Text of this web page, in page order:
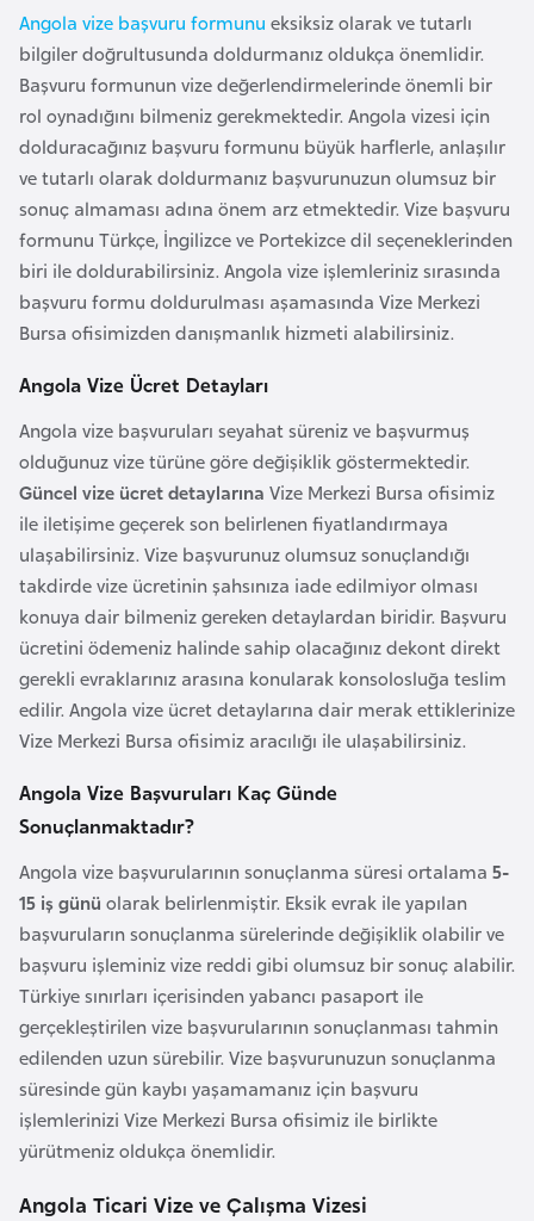
Angola vize başvuru formunu eksiksiz olarak ve tutarlı
bilgiler doğrultusunda doldurmanız oldukça önemlidir.
Başvuru formunun vize değerlendirmelerinde önemli bir
rol oynadığını bilmeniz gerekmektedir. Angola vizesi için
dolduracağınız başvuru formunu büyük harflerle, anlaşılır
ve tutarlı olarak doldurmanız başvurunuzun olumsuz bir
sonuç almaması adına önem arz etmektedir. Vize başvuru
formunu Türkçe, İngilizce ve Portekizce dil seçeneklerinden
biri ile doldurabilirsiniz. Angola vize işlemleriniz sırasında
başvuru formu doldurulması aşamasında Vize Merkezi
Bursa ofisimizden danışmanlık hizmeti alabilirsiniz.
Angola Vize Ücret Detayları
Angola vize başvuruları seyahat süreniz ve başvurmuş
olduğunuz vize türüne göre değişiklik göstermektedir.
Güncel vize ücret detaylarına Vize Merkezi Bursa ofisimiz
ile iletişime geçerek son belirlenen fiyatlandırmaya
ulaşabilirsiniz. Vize başvurunuz olumsuz sonuçlandığı
takdirde vize ücretinin şahsınıza iade edilmiyor olması
konuya dair bilmeniz gereken detaylardan biridir. Başvuru
ücretini ödemeniz halinde sahip olacağınız dekont direkt
gerekli evraklarınız arasına konularak konsolosluğa teslim
edilir. Angola vize ücret detaylarına dair merak ettiklerinize
Vize Merkezi Bursa ofisimiz aracılığı ile ulaşabilirsiniz.
Angola Vize Başvuruları Kaç Günde
Sonuçlanmaktadır?
Angola vize başvurularının sonuçlanma süresi ortalama 5-
15 iş günü olarak belirlenmiştir. Eksik evrak ile yapılan
başvuruların sonuçlanma sürelerinde değişiklik olabilir ve
başvuru işleminiz vize reddi gibi olumsuz bir sonuç alabilir.
Türkiye sınırları içerisinden yabancı pasaport ile
gerçekleştirilen vize başvurularının sonuçlanması tahmin
edilenden uzun sürebilir. Vize başvurunuzun sonuçlanma
süresinde gün kaybı yaşamamanız için başvuru
işlemlerinizi Vize Merkezi Bursa ofisimiz ile birlikte
yürütmeniz oldukça önemlidir.
Angola Ticari Vize ve Çalışma Vizesi
F
a
s
o
Ç
a
d
Ç
e
k
u
m
h
u
r
i
y
e
t
i
C
e
a
y
i
r
C
i
b
u
t
i